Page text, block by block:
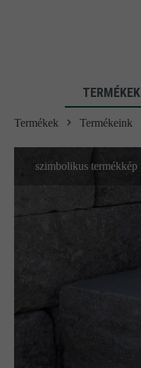
TERMÉKEK
Termékek Termékeink
szimbolikus termékkép